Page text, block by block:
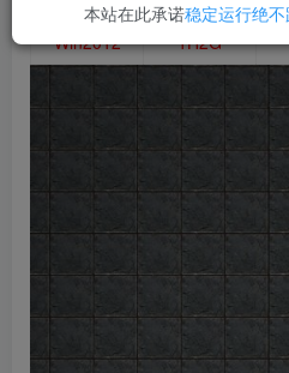
Win2012
1H2G
本站在此承诺稳定运行绝不